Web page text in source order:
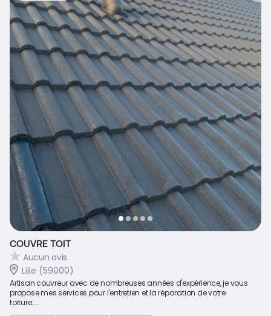
COUVRE TOIT
Aucun avis
Lille (59000)
Artisan couvreur avec de nombreuses années d'expérience, je vous
propose mes services pour l'entretien et la réparation de votre
toiture....